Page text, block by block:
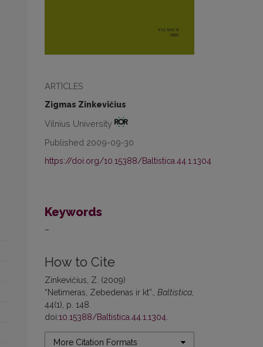
ARTICLES
Zigmas Zinkevičius
Vilnius University
Published 2009-09-30
https://doi.org/10.15388/Baltistica.44.1.1304
Keywords
–
How to Cite
Zinkevičius, Z. (2009)
“Netimeras, Zebedenas ir kt”., Baltistica
44(1), p. 148.
doi:10.15388/Baltistica.44.1.1304
More Citation Formats